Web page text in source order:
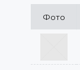
Фото